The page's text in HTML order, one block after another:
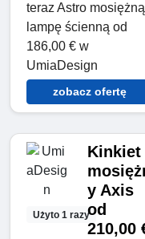
teraz Astro mosiężną
lampę ścienną od
186,00 € w
UmiaDesign
zobacz ofertę
Użyto 1 razy
Kinkiet
y Axis
od
210,00